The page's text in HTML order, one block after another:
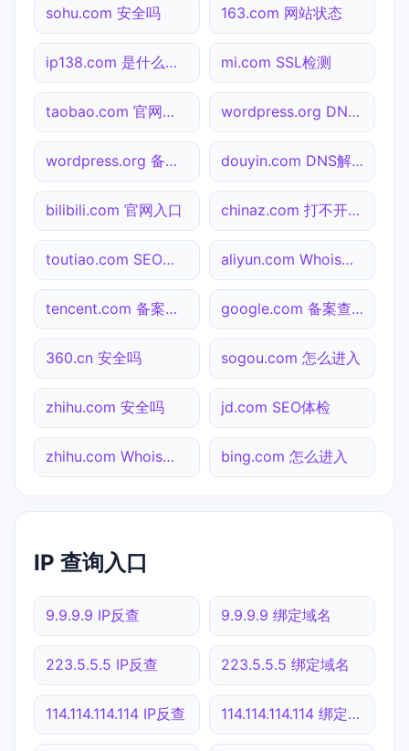
sohu.com 安全吗 163.com 网站状态
ip138.com 是什么网站 mi.com SSL检测
taobao.com 官网入口 wordpress.org DNS解析
wordpress.org 备案查询 douyin.com DNS解析
bilibili.com 官网入口 chinaz.com 打不开检测
toutiao.com SEO体检 aliyun.com Whois查询
tencent.com 备案查询 google.com 备案查询
360.cn 安全吗 sogou.com 怎么进入
zhihu.com 安全吗 jd.com SEO体检
zhihu.com Whois查询 bing.com 怎么进入
IP 查询入口
9.9.9.9 IP反查 9.9.9.9 绑定域名
223.5.5.5 IP反查 223.5.5.5 绑定域名
114.114.114.114 IP反查 114.114.114.114 绑定域名